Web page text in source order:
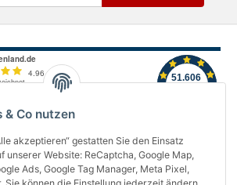
& Co nutzen
akzeptieren“ gestatten Sie den Einsatz
unserer Website: ReCaptcha, Google Map,
Ads, Google Tag Manager, Meta Pixel,